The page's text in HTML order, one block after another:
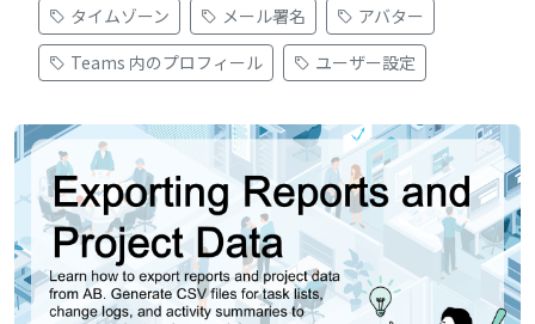
タイムゾーン メール署名
アバター
Teams 内のプロフィール
ユーザー設定